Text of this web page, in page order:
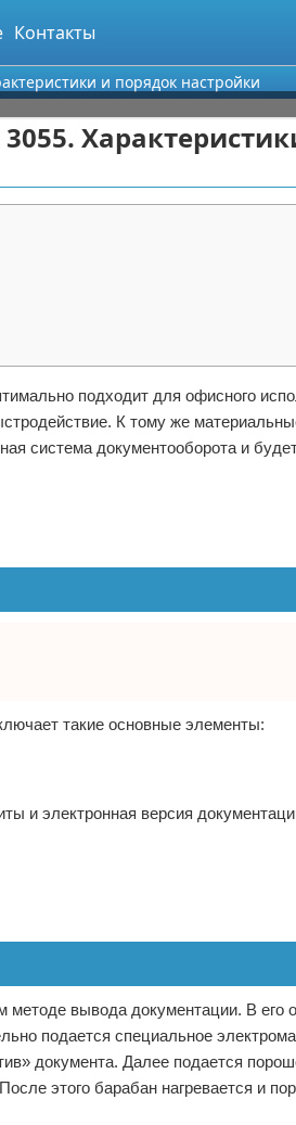
Контакты
и порядок настройки
подходит для офисного
К тому же
система документооборота и
такие основные элементы:
и электронная версия
методе вывода документации. В его
подается специальное
документа. Далее подается
этого барабан нагревается и